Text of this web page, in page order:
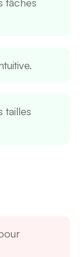
tailles